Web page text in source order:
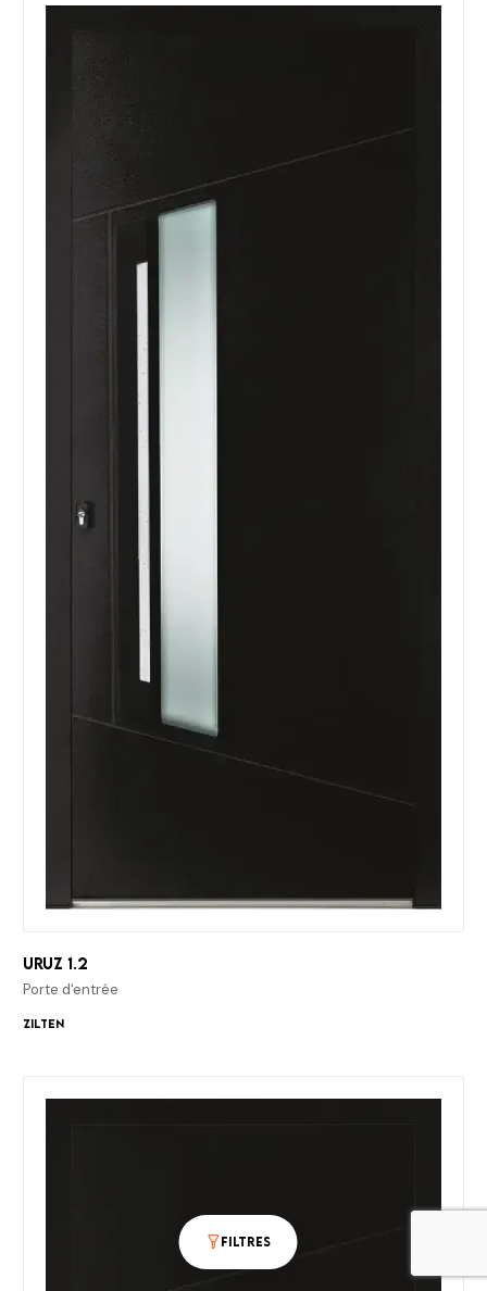
Filtres
Uruz 1.2
Porte d'entrée
Zilten